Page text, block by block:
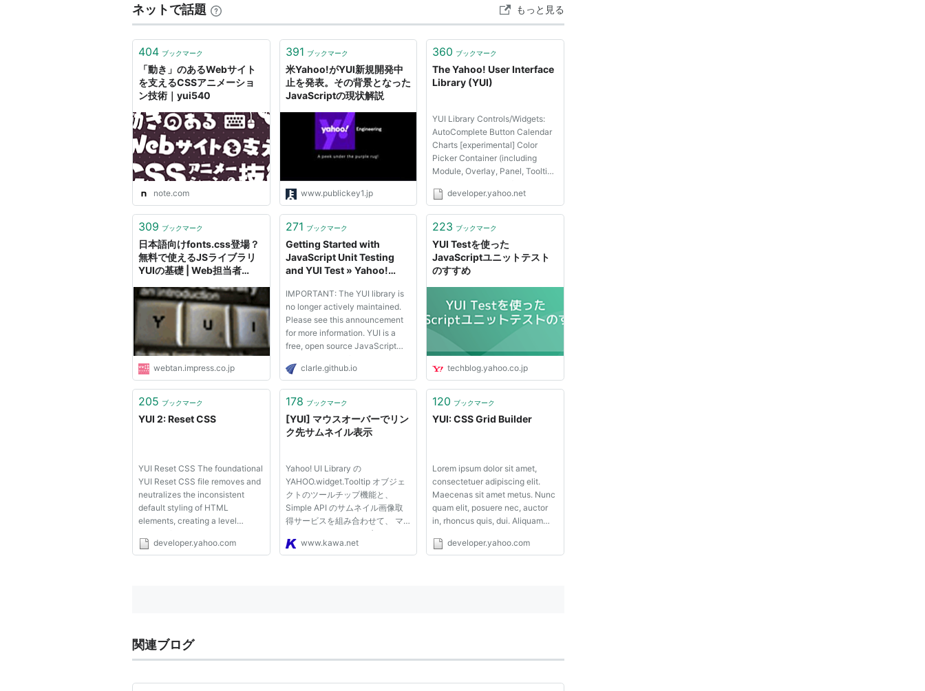
露。審査員全員が最高点を付け合格。 ソニーミュージックグループ内の各レーベルの
デビューに向けての準備と曲作りが始まり、何度も福岡-東京を往復する生活を送った
後、2004年9月中旬に上京。所属事務所の寮で暮らし始める。
2004年10月から1年間地元福岡のFMでラジオ番組を担当。
2004年12月24日「It's happy line」でインディーズデビュー（九州地区限定発売）す
でに廃盤となっている。
2005年2月23日、フジテレビ系月9ドラマ「不機嫌なジーン」主題歌「feel my soul」
でデビュー。
2ndシングルは映画「
」主題歌「Tomorrow's way」（2005年6月22日発
売）。
11月9日に3rdシングル「LIFE」（テレビ東京系アニメ「BLEACH」エンディング主題
歌）を発売。*1
2006年6月17日に公開された映画「タイヨウのうた」で映画初出演、初主演。
太陽の光に当たることができないXP（色素性乾皮症）という病気に侵されながらも、音
楽を愛し、懸命に生きる雨音薫を演じる。
2006年9月20日「タイヨウのうた」のアンサーソングとして「I remember you」発
売。
初のロックナンバーとなった7thシングル「Rolling star」（テレビ東京系アニメ
「BLEACH」オープニング主題歌）がスマッシュヒット。
アルバム先行シングルとなるau×LISMOキャンペーンソングの「CHE.R.RY」も好評を
博し、4月4日発売の2ndアルバム「CAN'T BUY MY LOVE」で初動推定売上枚数29.1万
4月13日福岡市民会館を皮切りにYUI 2nd Tour 2007 “Spring ＆ Jump”〜CAN'T BUY
MY LOVE〜開催。(全国8箇所9公演、追加公演3箇所3公演)
「My generation / Understand」（テレビ朝日系ドラマ「生徒諸君！教師編」主題歌/
竹内結子主演映画「サイドカーに犬」主題歌）6月13日発売。
続いて「LOVE&TRUTH/Jam」、「Namidairo」、「I loved yesterday」、
「SUMMERSONG」などの3シングル、1アルバムを発売したが、2008年8月に、来年
ディスコグラフィー
シングル
ネットで話題 もっと見る
404 ブックマーク
「動き」のあるWebサイト
を支えるCSSアニメーショ
ン技術｜yui540
note.com
391 ブックマーク
米Yahoo!がYUI新規開発中
止を発表。その背景となった
JavaScriptの現状解説
www.publickey1.jp
360 ブックマーク
The Yahoo! User Interface
Library (YUI)
YUI Library Controls/Widgets:
AutoComplete Button Calendar
Charts [experimental] Color
Picker Container (including
Module, Overlay, Panel, Tooltip,
ImageCropper Layout Manager
TabView TreeView Uploader
Too...
developer.yahoo.net
309 ブックマーク
日本語向けfonts.css登場？
無料で使えるJSライブラリ
YUIの基礎 | Web担当者
webtan.impress.co.jp
271 ブックマーク
Getting Started with
JavaScript Unit Testing
and YUI Test » Yahoo!
IMPORTANT: The YUI library is
no longer actively maintained.
Please see this announcement
for more information. YUI is a
free, open source JavaScript
richly interactive web
using YUI 3.18.1 in two easy
clarle.github.io
223 ブックマーク
YUI Testを使った
JavaScriptユニットテスト
のすすめ
techblog.yahoo.co.jp
205 ブックマーク
YUI 2: Reset CSS
YUI Reset CSS The foundational
YUI Reset CSS file removes and
neutralizes the inconsistent
default styling of HTML
elements, creating a level
browsers and providing a sound
developer.yahoo.com
178 ブックマーク
[YUI] マウスオーバーでリン
ク先サムネイル表示
Yahoo! UI Library の
YAHOO.widget.Tooltip オブジェ
クトのツールチップ機能と、
Simple API のサムネイル画像取
得サービスを組み合わせて、 マ
ウスオーバーでリンク先サイトの
サムネイル表示を行うデモです。
www.kawa.net
120 ブックマーク
YUI: CSS Grid Builder
Lorem ipsum dolor sit amet,
consectetuer adipiscing elit.
Maecenas sit amet metus. Nunc
quam elit, posuere nec, auctor
in, rhoncus quis, dui. Aliquam
massa sit amet dignissim cursus,
developer.yahoo.com
関連ブログ